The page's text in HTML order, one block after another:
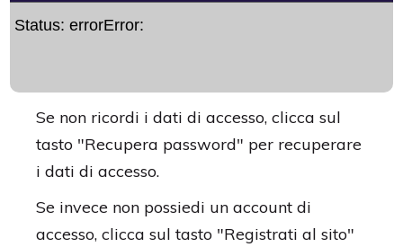
Rivenditore Officina / Privato
Se non ricordi i dati di accesso, clicca sul
tasto "Recupera password" per recuperare
i dati di accesso.
Se invece non possiedi un account di
accesso, clicca sul tasto "Registrati al sito"
Status: errorError: